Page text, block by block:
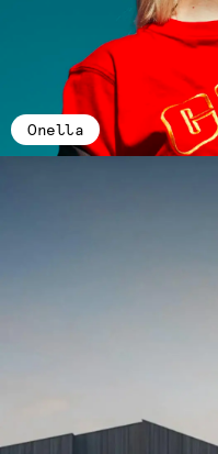
Onella